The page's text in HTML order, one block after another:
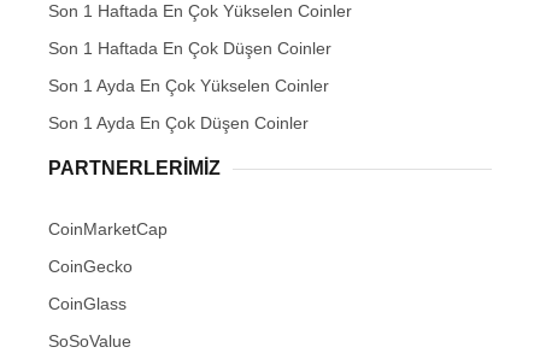
Son 1 Haftada En Çok Yükselen Coinler
Son 1 Haftada En Çok Düşen Coinler
Son 1 Ayda En Çok Yükselen Coinler
Son 1 Ayda En Çok Düşen Coinler
PARTNERLERIMIZ
CoinMarketCap
CoinGecko
CoinGlass
SoSoValue